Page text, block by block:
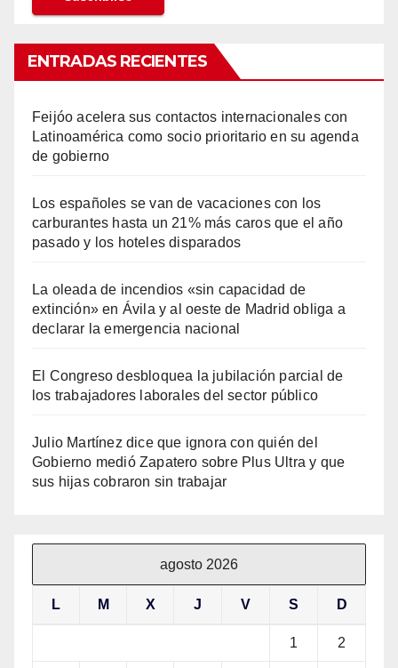
ENTRADAS RECIENTES
Feijóo acelera sus contactos internacionales con
Latinoamérica como socio prioritario en su agenda
de gobierno
Los españoles se van de vacaciones con los
carburantes hasta un 21% más caros que el año
pasado y los hoteles disparados
La oleada de incendios «sin capacidad de
extinción» en Ávila y al oeste de Madrid obliga a
declarar la emergencia nacional
El Congreso desbloquea la jubilación parcial de
los trabajadores laborales del sector público
Julio Martínez dice que ignora con quién del
Gobierno medió Zapatero sobre Plus Ultra y que
sus hijas cobraron sin trabajar
agosto 2026
L M X J V S D
1 2